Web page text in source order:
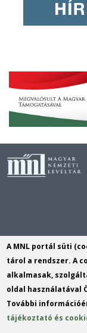
A MNL portál süti
tárol a rendszer. A
alkalmasak,
oldal használatával
További
tájékoztató és